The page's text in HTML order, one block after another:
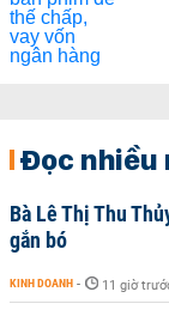
Đọc nhiều
Bà Lê Thị Thu
gắn bó
KINH DOANH - 11 giờ